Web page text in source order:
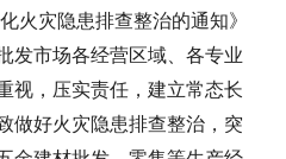
火灾隐患排查整治的通知》
发市场各经营区域、各专业
视，压实责任，建立常态长
做好火灾隐患排查整治，突